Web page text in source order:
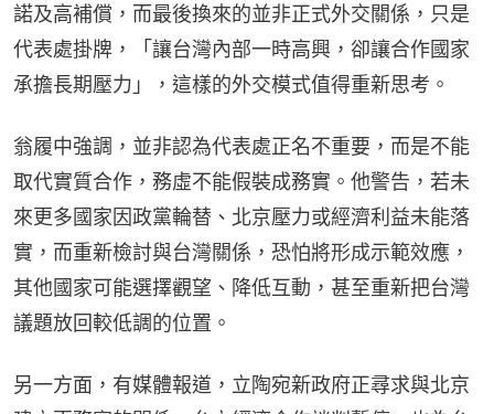
諾及高補償，而最後換來的並非正式外交關係，只是
代表處掛牌，「讓台灣內部一時高興，卻讓合作國家
承擔長期壓力」，這樣的外交模式值得重新思考。
翁履中強調，並非認為代表處正名不重要，而是不能
取代實質合作，務虛不能假裝成務實。他警告，若未
來更多國家因政黨輪替、北京壓力或經濟利益未能落
實，而重新檢討與台灣關係，恐怕將形成示範效應，
其他國家可能選擇觀望、降低互動，甚至重新把台灣
議題放回較低調的位置。
另一方面，有媒體報道，立陶宛新政府正尋求與北京